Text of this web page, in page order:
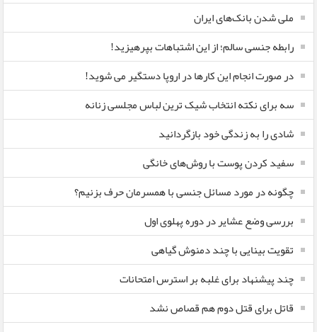
ملی شدن بانک‌های ایران
رابطه جنسی سالم؛ از این اشتباهات بپرهیزید!
در صورت انجام این کارها در اروپا دستگیر می شوید!
سه برای نکته انتخاب شیک ترین لباس مجلسی زنانه
شادی را به زندگی خود بازگردانید
سفید کردن پوست با روش‌های خانگی
چگونه در مورد مسائل جنسی با همسرمان حرف بزنیم؟
بررسی وضع عشایر در دوره پهلوی اول
تقویت بینایی با چند دمنوش گیاهی
چند پیشنهاد برای غلبه بر استرس امتحانات
قاتل برای قتل دوم هم قصاص نشد